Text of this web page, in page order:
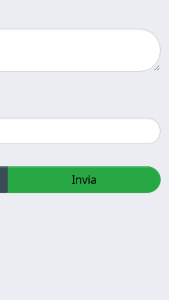
Invia